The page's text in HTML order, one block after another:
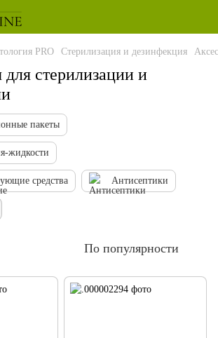
PRO Стерилизация и дезинфекция
стерилизации и
пакеты
жидкости
средства Антисептики
По популярности